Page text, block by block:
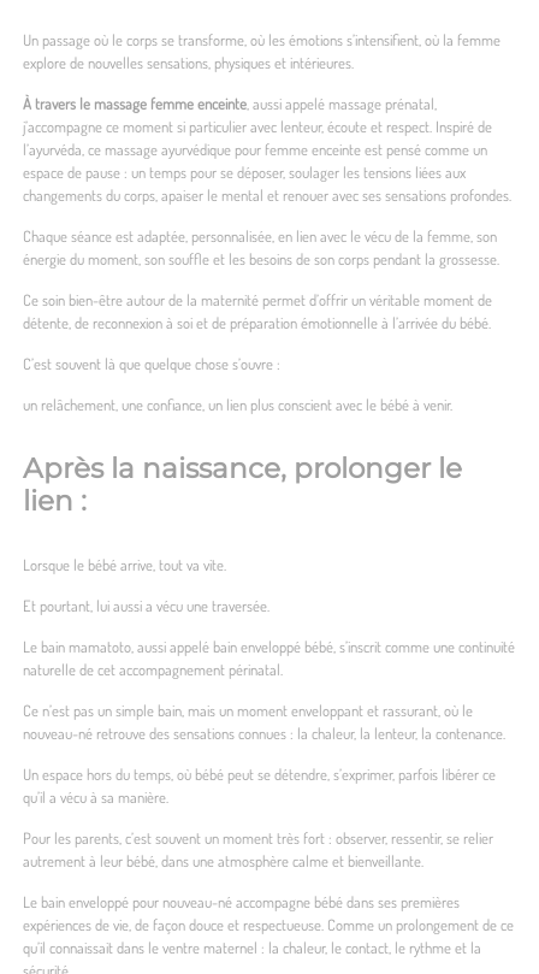
Un passage où le corps se transforme, où les émotions s’intensifient, où la femme
explore de nouvelles sensations, physiques et intérieures.
À travers le massage femme enceinte , aussi appelé massage prénatal,
j’accompagne ce moment si particulier avec lenteur, écoute et respect. Inspiré de
l’ayurvéda, ce massage ayurvédique pour femme enceinte est pensé comme un
espace de pause : un temps pour se déposer, soulager les tensions liées aux
changements du corps, apaiser le mental et renouer avec ses sensations profondes.
Chaque séance est adaptée, personnalisée, en lien avec le vécu de la femme, son
énergie du moment, son souffle et les besoins de son corps pendant la grossesse.
Ce soin bien-être autour de la maternité permet d’offrir un véritable moment de
détente, de reconnexion à soi et de préparation émotionnelle à l’arrivée du bébé.
C’est souvent là que quelque chose s’ouvre :
un relâchement, une confiance, un lien plus conscient avec le bébé à venir.
Après la naissance, prolonger le
lien :
Lorsque le bébé arrive, tout va vite.
Et pourtant, lui aussi a vécu une traversée.
Le bain mamatoto, aussi appelé bain enveloppé bébé, s’inscrit comme une continuité
naturelle de cet accompagnement périnatal.
Ce n’est pas un simple bain, mais un moment enveloppant et rassurant, où le
nouveau-né retrouve des sensations connues : la chaleur, la lenteur, la contenance.
Un espace hors du temps, où bébé peut se détendre, s’exprimer, parfois libérer ce
qu’il a vécu à sa manière.
Pour les parents, c’est souvent un moment très fort : observer, ressentir, se relier
autrement à leur bébé, dans une atmosphère calme et bienveillante.
Le bain enveloppé pour nouveau-né accompagne bébé dans ses premières
expériences de vie, de façon douce et respectueuse. Comme un prolongement de ce
qu’il connaissait dans le ventre maternel : la chaleur, le contact, le rythme et la